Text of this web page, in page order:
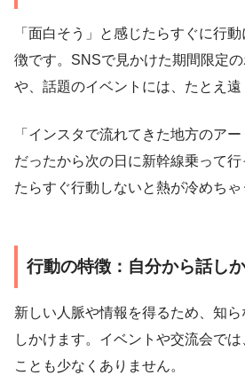
「面白そう」と感じたらすぐに行
徴です。SNSで見かけた期間限定
や、話題のイベントには、たとえ遠
「インスタで流れてきた地方のア
だったから次の日に新幹線乗って
たらすぐ行動しないと熱が冷めちゃ
行動の特徴：自分から話し
新しい人脈や情報を得るため、知
しかけます。イベントや交流会で
ことも少なくありません。